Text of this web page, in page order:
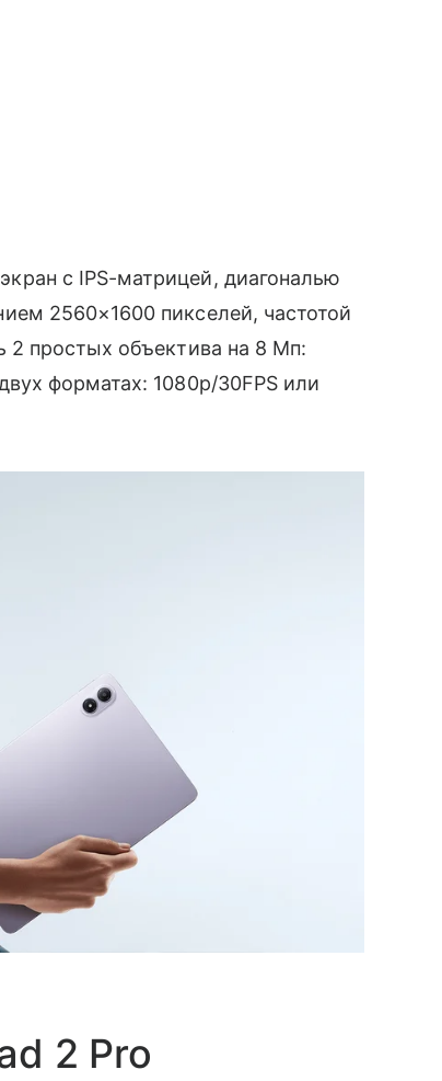
с IPS-матрицей, диагональю
2560×1600 пикселей, частотой
2 простых объектива на 8 Мп:
форматах: 1080p/30FPS или
2 Pro